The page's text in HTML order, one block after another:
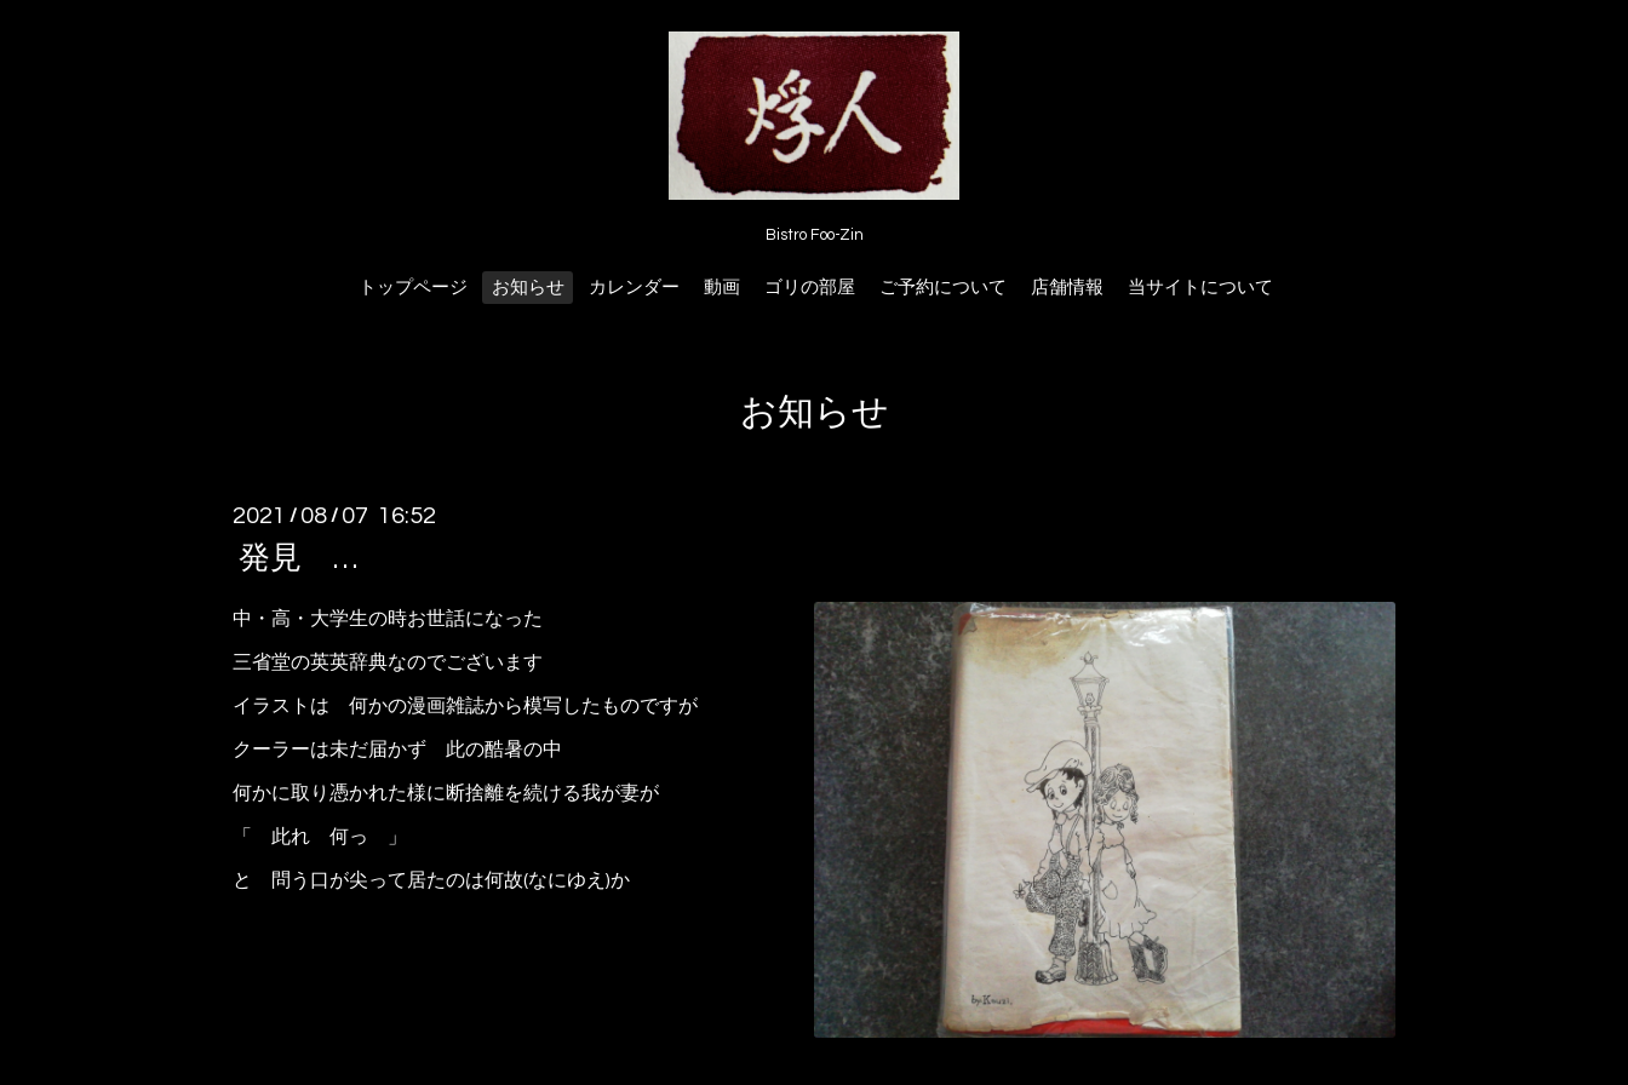
Bistro Foo-Zin
トップページ お知らせ カレンダー 動画 ゴリの部屋 ご予約について 店舗情報 当サイトについて
お知らせ
2021 / 08 / 07 16:52
発見 …
中・高・大学生の時お世話になった
三省堂の英英辞典なのでございます
イラストは 何かの漫画雑誌から模写したものですが
クーラーは未だ届かず 此の酷暑の中
何かに取り憑かれた様に断捨離を続ける我が妻が
「 此れ 何っ 」
と 問う口が尖って居たのは何故(なにゆえ)か